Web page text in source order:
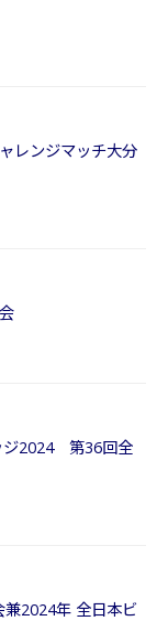
レンジマッチ大分
ジ2024 第36回全
2024年 全日本ビ